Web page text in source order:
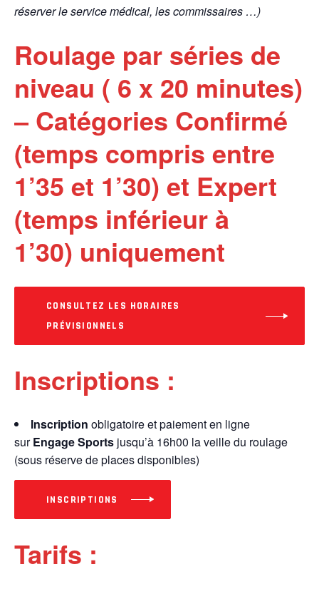
réserver le service médical, les commissaires …)
Roulage par séries de
niveau ( 6 x 20 minutes)
– Catégories Confirmé
(temps compris entre
1’35 et 1’30) et Expert
(temps inférieur à
1’30) uniquement
CONSULTEZ LES HORAIRES
PRÉVISIONNELS
Inscriptions :
Inscription obligatoire et paiement en ligne
surEngage Sports jusqu’à 16h00 la veille du roulage
(sous réserve de places disponibles)
INSCRIPTIONS
Tarifs :